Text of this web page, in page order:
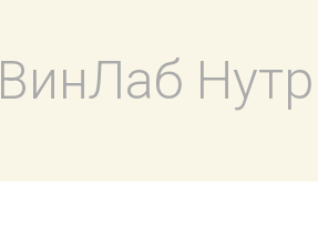
ВинЛаб